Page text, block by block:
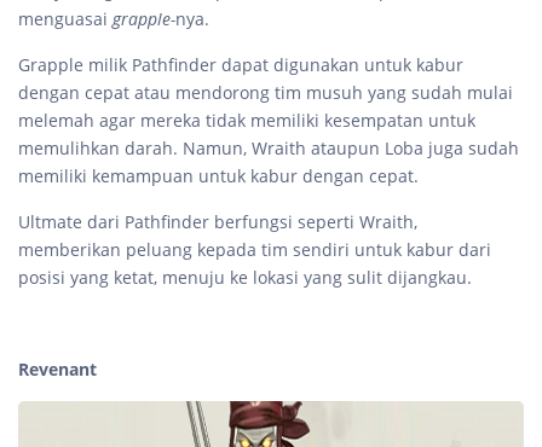
menguasai grapple-nya.
Grapple milik Pathfinder dapat digunakan untuk kabur
dengan cepat atau mendorong tim musuh yang sudah mulai
melemah agar mereka tidak memiliki kesempatan untuk
memulihkan darah. Namun, Wraith ataupun Loba juga sudah
memiliki kemampuan untuk kabur dengan cepat.
Ultmate dari Pathfinder berfungsi seperti Wraith,
memberikan peluang kepada tim sendiri untuk kabur dari
posisi yang ketat, menuju ke lokasi yang sulit dijangkau.
Revenant